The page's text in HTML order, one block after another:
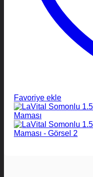
Favoriye ekle